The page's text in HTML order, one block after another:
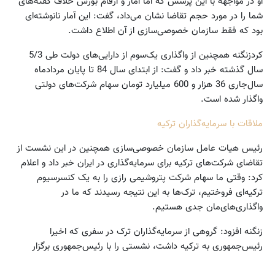
شما را در مورد حجم تقاضا نشان می‌داد، گفت: این آمار نانوشته‌ای
بود که فقط سازمان خصوصی‌سازی‌ از آن اطلاع داشت.
کردزنگنه همچنین از واگذاری یک‌سوم از دارایی‌های دولت طی 5/3
سال گذشته خبر داد و گفت: از ابتدای سال 84 تا پایان مردادماه
سال‌جاری 36 هزار و 600 میلیارد تومان سهام شرکت‌های دولتی
واگذار شده است.
ملاقات با سرمایه‌گذاران ترکیه
رئیس هیات عامل سازمان خصوصی‌سازی‌ همچنین در این نشست از
تقاضای شرکت‌های ترکیه برای سرمایه‌گذاری در ایران خبر داد و اعلام
کرد: وقتی ما سهام شرکت پتروشیمی رازی را به یک کنسرسیوم
ترکیه‌ای فروختیم، ترک‌ها به این نتیجه رسیدند که ما در
واگذاری‌های‌مان جدی هستیم.
زنگنه افزود: گروهی از سرمایه‌گذاران ترک در سفری که اخیرا
رئیس‌جمهوری به ترکیه داشت، نشستی را با رئیس‌جمهوری برگزار